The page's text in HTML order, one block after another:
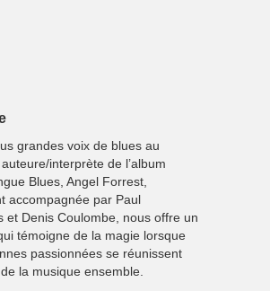
grandes voix de blues au
interprète de l’album
Blues, Angel Forrest,
accompagnée par Paul
et Denis Coulombe, nous offre un
témoigne de la magie lorsque
passionnées se réunissent
la musique ensemble.